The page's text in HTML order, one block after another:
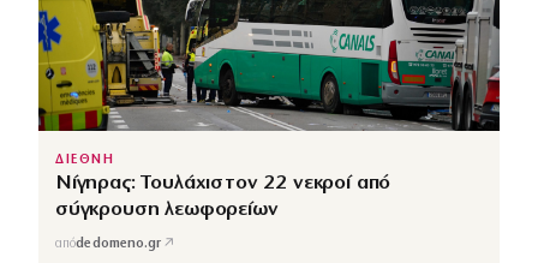
ΔΙΕΘΝΗ
Νίγηρας: Τουλάχιστον 22 νεκροί από
σύγκρουση λεωφορείων
απόdedomeno.gr ↗